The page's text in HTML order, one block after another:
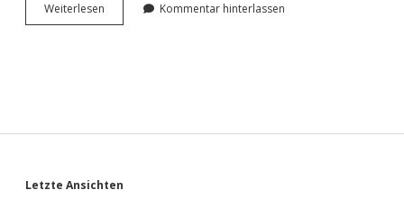
Wei­ter­le­sen
tors
Kommentar hinterlassen
Sidebar
Letzte Ansichten